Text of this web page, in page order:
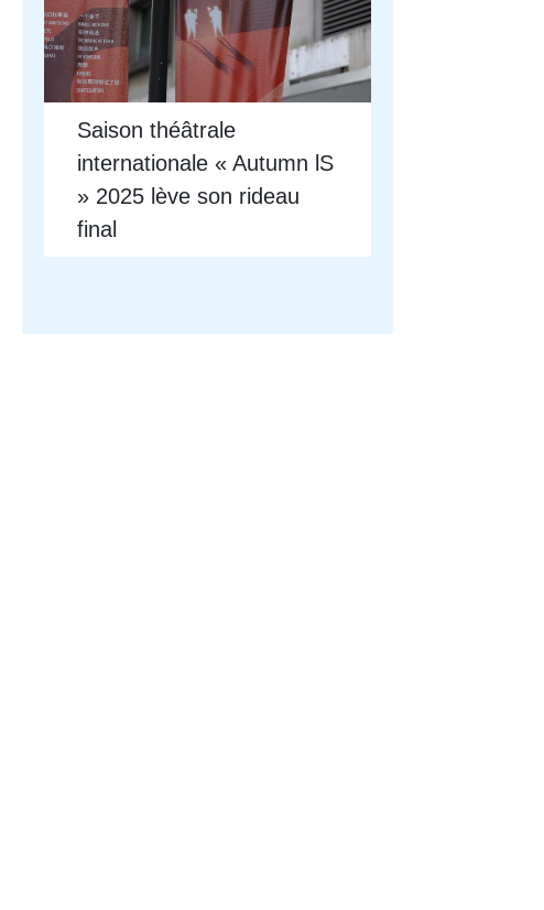
Saison théâtrale
internationale « Autumn lS
» 2025 lève son rideau
final